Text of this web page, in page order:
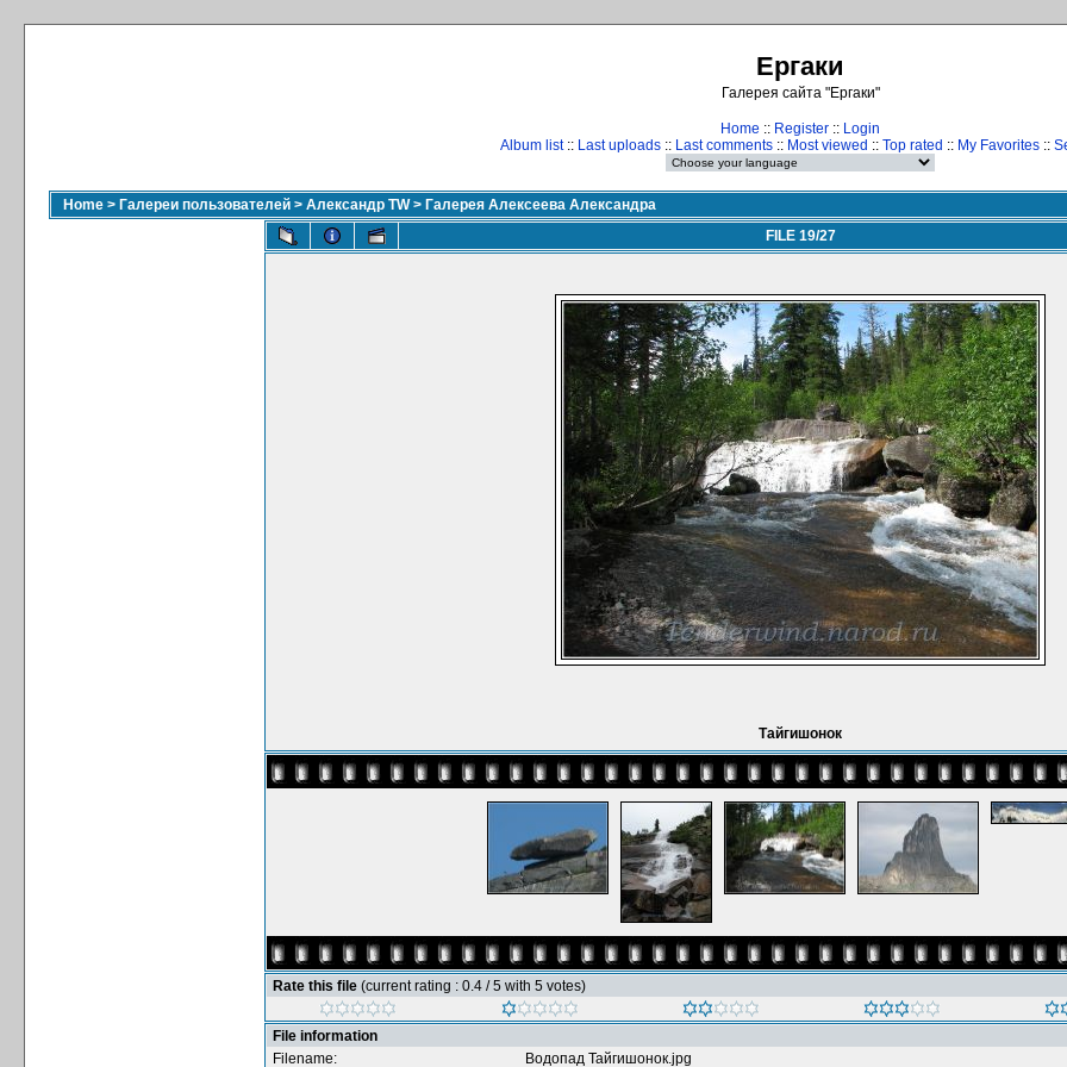
Ергаки
Галерея сайта "Ергаки"
Home :: Register :: Login
Album list:: Last uploads :: Last comments :: Most viewed :: Top rated :: My Favorites ::
Home > Галереи пользователей > Александр TW> Галерея Алексеева Александра
FILE 19/27
Тайгишонок
Rate this file (current rating : 0.4 / 5 with 5 votes)
File information
Filename:
Водопад Тайгишонок.jpg